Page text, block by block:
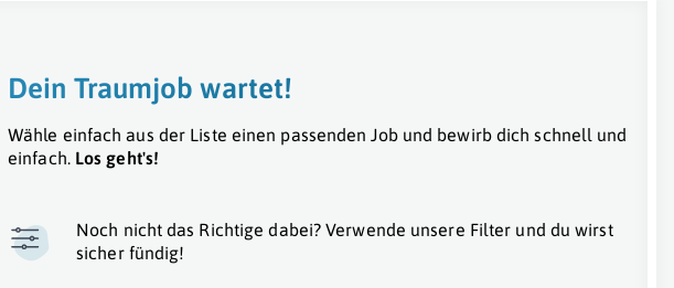
Dein Traumjob wartet!
Wähle einfach aus der Liste einen passenden Job und bewirb dich schnell und
einfach. Los geht's!
Noch nicht das Richtige dabei? Verwende unsere Filter und du wirst
sicher fündig!